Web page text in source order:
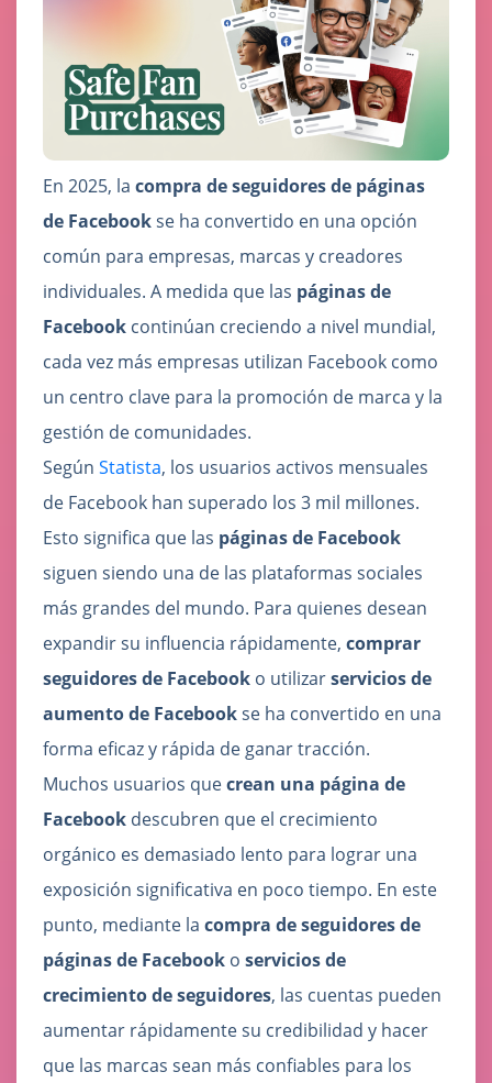
En 2025, la compra de seguidores de páginas
de Facebookse ha convertido en una opción
común para empresas, marcas y creadores
individuales. A medida que las páginas de
Facebook continúan creciendo a nivel mundial,
cada vez más empresas utilizan Facebook como
un centro clave para la promoción de marca y la
gestión de comunidades.
Según Statista, los usuarios activos mensuales
de Facebook han superado los 3 mil millones.
Esto significa que las páginas de Facebook
siguen siendo una de las plataformas sociales
más grandes del mundo. Para quienes desean
expandir su influencia rápidamente, comprar
seguidores de Facebook o utilizarservicios de
aumento de Facebookse ha convertido en una
forma eficaz y rápida de ganar tracción.
Muchos usuarios quecrean una página de
Facebook descubren que el crecimiento
orgánico es demasiado lento para lograr una
exposición significativa en poco tiempo. En este
punto, mediante la compra de seguidores de
páginas de Facebook o servicios de
crecimiento de seguidores, las cuentas pueden
aumentar rápidamente su credibilidad y hacer
que las marcas sean más confiables para los